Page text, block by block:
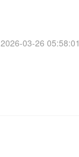
2026-03-26 05:58:01